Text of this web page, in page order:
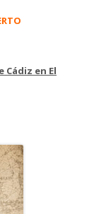
en El